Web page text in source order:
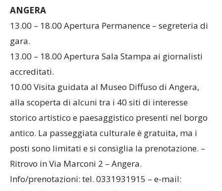
ANGERA
13.00 – 18.00 Apertura Permanence – segreteria di
gara.
13.00 – 18.00 Apertura Sala Stampa ai giornalisti
accreditati.
10.00 Visita guidata al Museo Diffuso di Angera,
alla scoperta di alcuni tra i 40 siti di interesse
storico artistico e paesaggistico presenti nel borgo
antico. La passeggiata culturale è gratuita, ma i
posti sono limitati e si consiglia la prenotazione. –
Ritrovo in Via Marconi 2 – Angera.